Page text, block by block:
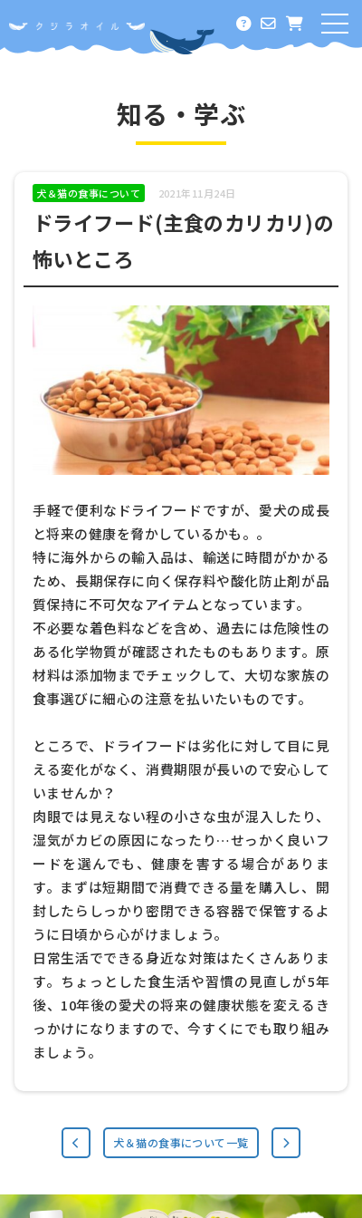
ホーム
クジラオイルに期待できること
酸化に負けない！その秘密
料金・定期コース
知る・学ぶ
オメガ３の効能
犬＆猫の食事について
鯨の栄養価
鯨肉ペットフード
クジラオイルのメリット
知る・学ぶ
犬＆猫の食事について 2021年11月24日
ドライフード(主食のカリカリ)の
怖いところ
手軽で便利なドライフードですが、愛犬の成長
と将来の健康を脅かしているかも。。
特に海外からの輸入品は、輸送に時間がかかる
ため、長期保存に向く保存料や酸化防止剤が品
質保持に不可欠なアイテムとなっています。
不必要な着色料などを含め、過去には危険性の
ある化学物質が確認されたものもあります。原
材料は添加物までチェックして、大切な家族の
食事選びに細心の注意を払いたいものです。
ところで、ドライフードは劣化に対して目に見
える変化がなく、消費期限が長いので安心して
いませんか？
肉眼では見えない程の小さな虫が混入したり、
湿気がカビの原因になったり…せっかく良いフ
ードを選んでも、健康を害する場合がありま
す。まずは短期間で消費できる量を購入し、開
封したらしっかり密閉できる容器で保管するよ
うに日頃から心がけましょう。
日常生活でできる身近な対策はたくさんありま
す。ちょっとした食生活や習慣の見直しが5年
後、10年後の愛犬の将来の健康状態を変えるき
っかけになりますので、今すくにでも取り組み
ましょう。
犬＆猫の食事について一覧